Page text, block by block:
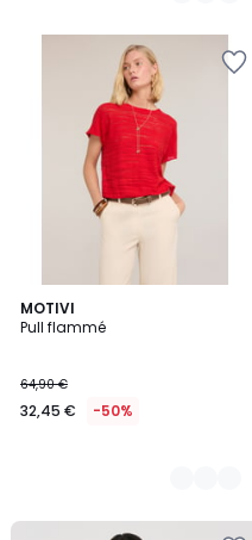
MOTIVI
Pull flammé
64,90 €
32,45 € -50%
2
Couleurs